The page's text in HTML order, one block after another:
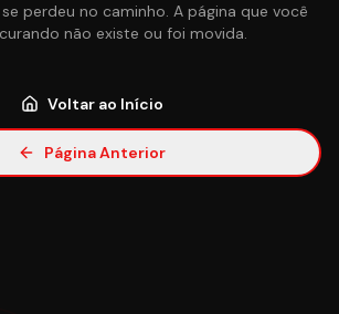
perdeu no caminho. A página que você
não existe ou foi movida.
Voltar ao Início
Página Anterior